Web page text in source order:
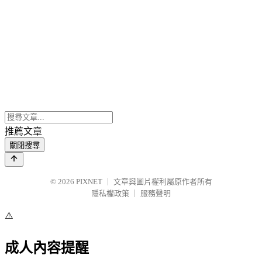
推薦文章
關閉搜尋
© 2026 PIXNET
文章與圖片權利屬原作者所有
隱私權政策
服務聲明
⚠️
成人內容提醒